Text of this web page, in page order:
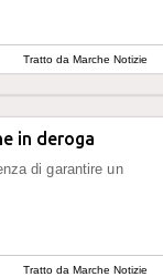
Tratto da Marche Notizie
in deroga
di garantire un
Tratto da Marche Notizie